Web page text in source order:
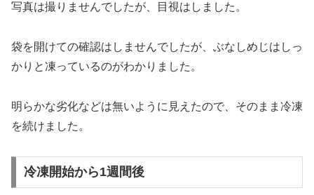
写真は撮りませんでしたが、目視はしました。
袋を開けての確認はしませんでしたが、ぶなしめじはしっ
かりと凍っているのがわかりました。
明らかな劣化などは無いように見えたので、そのまま冷凍
を続けました。
冷凍開始から1週間後